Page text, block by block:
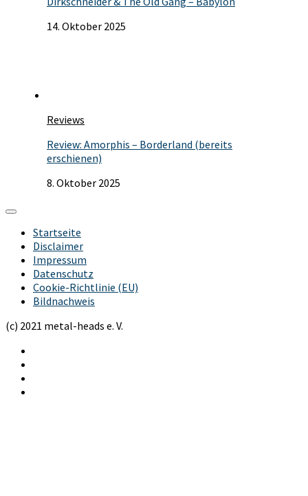
14. Oktober 2025
Reviews
Review: Amorphis – Borderland (bereits
erschienen)
8. Oktober 2025
Startseite
Disclaimer
Impressum
Datenschutz
Cookie-Richtlinie (EU)
Bildnachweis
(c) 2021 metal-heads e. V.